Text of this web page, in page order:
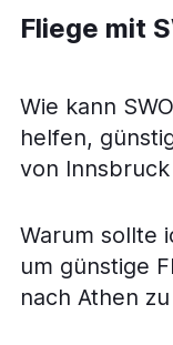
Fliege mit
Wie kann
helfen,
von
Warum sollte
um günstige
nach Athen